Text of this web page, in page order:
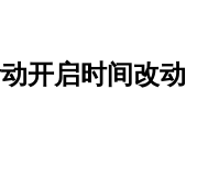
开启时间改动